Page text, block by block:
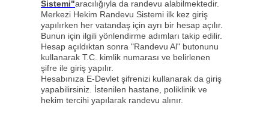
Sistemi"aracılığıyla da randevu alabilmektedir.
Merkezi Hekim Randevu Sistemi ilk kez giriş
yapılırken her vatandaş için ayrı bir hesap açılır.
Bunun için ilgili yönlendirme adımları takip edilir.
Hesap açıldıktan sonra "Randevu Al" butonunu
kullanarak T.C. kimlik numarası ve belirlenen
şifre ile giriş yapılır.
Hesabınıza E-Devlet şifrenizi kullanarak da giriş
yapabilirsiniz. İstenilen hastane, poliklinik ve
hekim tercihi yapılarak randevu alınır.